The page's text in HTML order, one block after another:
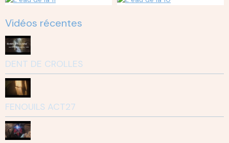
Vidéos récentes
DENT DE CROLLES
FENOUILS ACT27